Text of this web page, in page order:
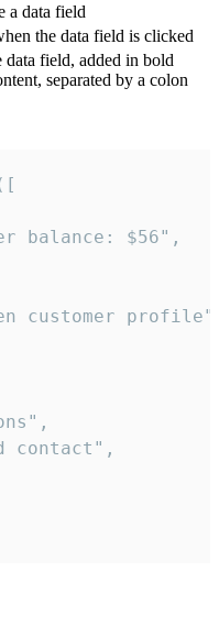
a data field
the data field is clicked
field, added in bold
separated by a colon
balance: $56",
customer
contact",